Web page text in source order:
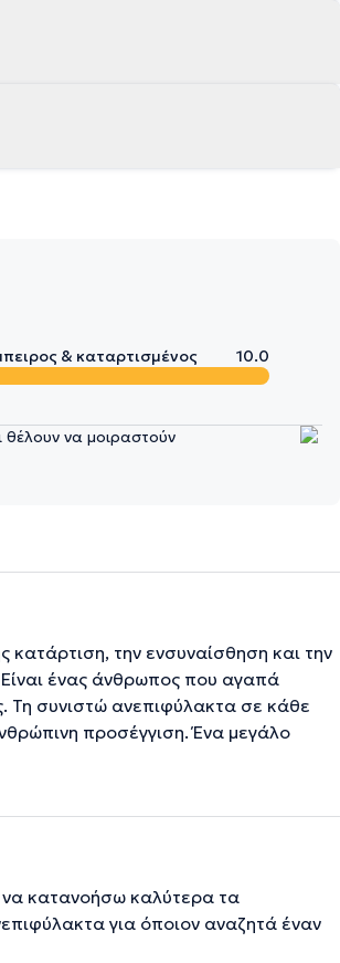
& καταρτισμένος
10.0
θέλουν να μοιραστούν
κατάρτιση, την ενσυναίσθηση και την
Είναι ένας άνθρωπος που αγαπά
Τη συνιστώ ανεπιφύλακτα σε κάθε
προσέγγιση. Ένα μεγάλο
να κατανοήσω καλύτερα τα
για όποιον αναζητά έναν